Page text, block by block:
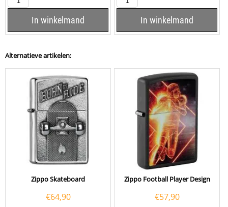
In winkelmand
de voorzijde een...
In winkelmand
Alternatieve artikelen:
Zippo Skateboard
€64,90
Zippo Football Player Design
€57,90